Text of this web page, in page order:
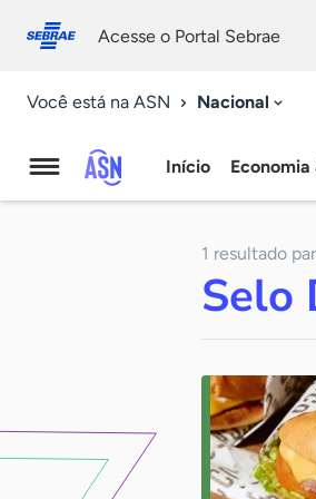
conosco
Acesse o Portal Sebrae
Você está na ASN Nacional
Agência
Notícias
Início
1 resultado
Selo